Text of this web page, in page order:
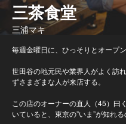
三茶食堂
三浦マキ
毎週金曜日に、ひっそりとオープン
世田谷の地元民や業界人がよく訪
ずさまざまな人が来店する。
この店のオーナーの直人（45）曰
いていると、東京の”いま”が知れ